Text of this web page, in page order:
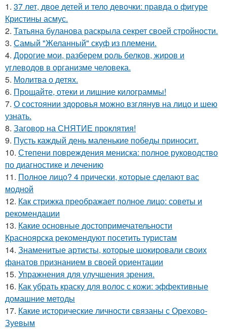
1. 37 лет, двое детей и тело девочки: правда о фигуре
Кристины асмус.
2. Татьяна буланова раскрыла секрет своей стройности.
3. Самый "Желанный" скуф из племени.
4. Дорогие мои, разберем роль белков, жиров и
углеводов в организме человека.
5. Молитва о детях.
6. Прощайте, отеки и лишние килограммы!
7. О состоянии здоровья можно взглянув на лицо и шею
узнать.
8. Заговор на СНЯТИЕ проклятия!
9. Пусть каждый день маленькие победы приносит.
10. Степени повреждения мениска: полное руководство
по диагностике и лечению
11. Полное лицо? 4 прически, которые сделают вас
модной
12. Как стрижка преображает полное лицо: советы и
рекомендации
13. Какие основные достопримечательности
Красноярска рекомендуют посетить туристам
14. Знаменитые артисты, которые шокировали своих
фанатов признанием в своей ориентации
15. Упражнения для улучшения зрения.
16. Как убрать краску для волос с кожи: эффективные
домашние методы
17. Какие исторические личности связаны с Орехово-
Зуевым